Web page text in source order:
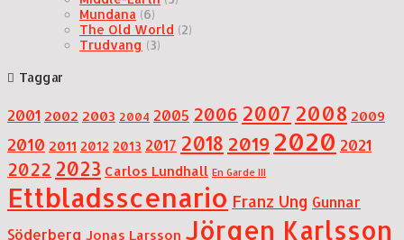
Mundana (6)
The Old World (2)
Trudvang (3)
Taggar
2001 2002 2003 2004 2005 2006 2007 2008 2009
2010 2011 2012 2013 2017 2018 2019 2020 2021
2022 2023 Carlos Lundhall En Garde III
Ettbladsscenario Franz Ung Gunnar
Söderberg Jonas Larsson Jörgen Karlsson